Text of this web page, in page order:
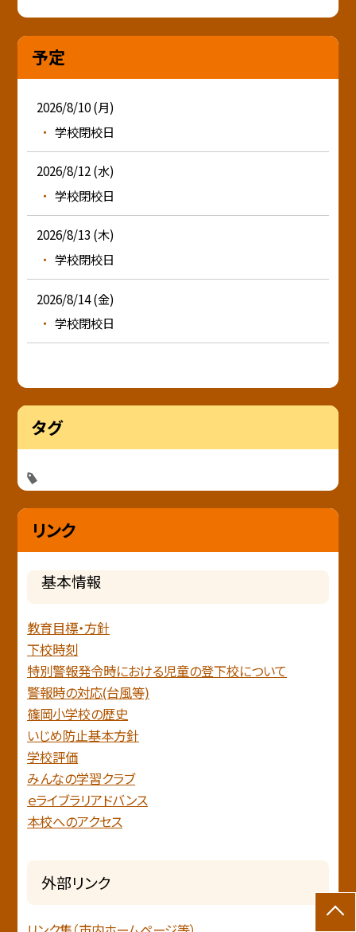
予定
2026/8/10 (月)
学校閉校日
2026/8/12 (水)
学校閉校日
2026/8/13 (木)
学校閉校日
2026/8/14 (金)
学校閉校日
タグ
リンク
基本情報
教育目標・方針
下校時刻
特別警報発令時における児童の登下校について
警報時の対応(台風等)
篠岡小学校の歴史
いじめ防止基本方針
学校評価
みんなの学習クラブ
ｅライブラリアドバンス
本校へのアクセス
外部リンク